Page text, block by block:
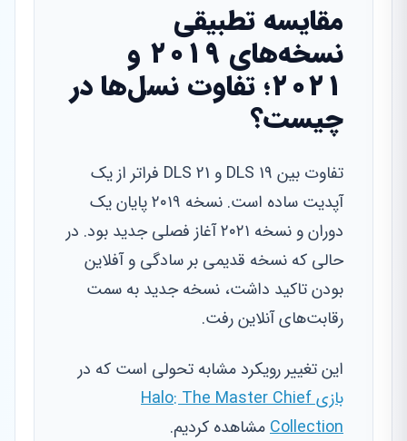
مقایسه تطبیقی
نسخه‌های ۲۰۱۹ و
۲۰۲۱؛ تفاوت نسل‌ها در
چیست؟
تفاوت بین DLS 19 و DLS 21 فراتر از یک
آپدیت ساده است. نسخه ۲۰۱۹ پایان یک
دوران و نسخه ۲۰۲۱ آغاز فصلی جدید بود. در
حالی که نسخه قدیمی بر سادگی و آفلاین
بودن تاکید داشت، نسخه جدید به سمت
رقابت‌های آنلاین رفت.
این تغییر رویکرد مشابه تحولی است که در
بازی Halo: The Master Chief
Collectionمشاهده کردیم.